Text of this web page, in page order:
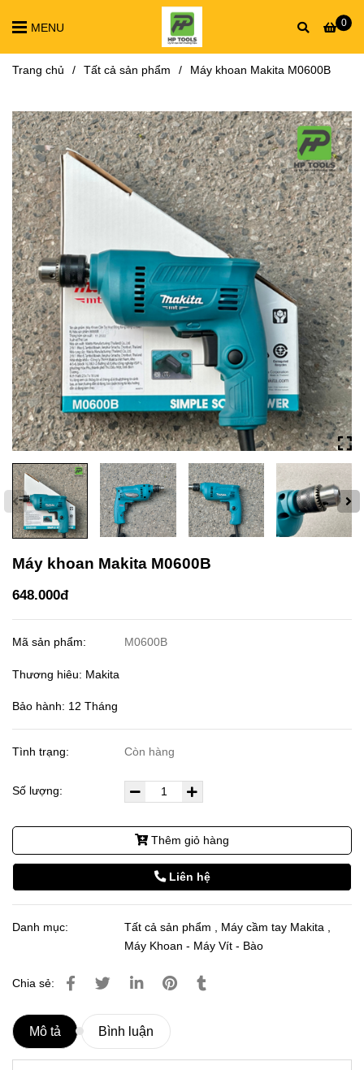
0
MENU
Trang chủ / Tất cả sản phẩm / Máy khoan Makita M0600B
Máy khoan Makita M0600B
648.000đ
Mã sản phẩm: M0600B
Thương hiêu: Makita
Bảo hành: 12 Tháng
Tình trạng: Còn hàng
Số lượng:
Thêm giỏ hàng
Liên hệ
Danh mục: Tất cả sản phẩm , Máy cầm tay Makita ,
Máy Khoan - Máy Vít - Bào
Chia sẻ:
Mô tả Bình luận